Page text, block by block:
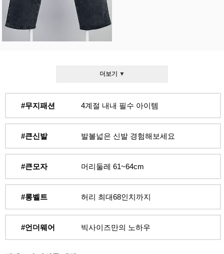
더보기 ▼
#무지패션 4계절 내내 필수 아이템
#큰신발 발볼넓은 신발 경험해보세요
#큰모자 머리둘레 61~64cm
#롱벨트 허리 최대68인치까지
#언더웨어 빅사이즈만의 노하우